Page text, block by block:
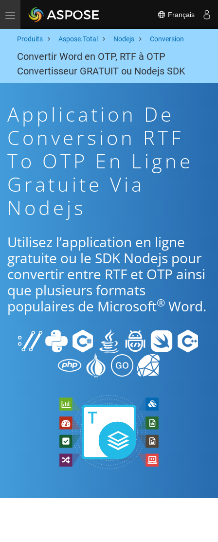
Toggle navigation Français
Produits Aspose.Total Nodejs Conversion
Convertir Word en OTP, RTF à OTP
Convertisseur GRATUIT ou Nodejs SDK
Application De
Conversion RTF
To OTP En Ligne
Gratuite Via
Nodejs
Utilisez l’application en ligne
gratuite ou le SDK Nodejs pour
convertir entre RTF et OTP ainsi
que plusieurs formats
populaires de Microsoft® Word.